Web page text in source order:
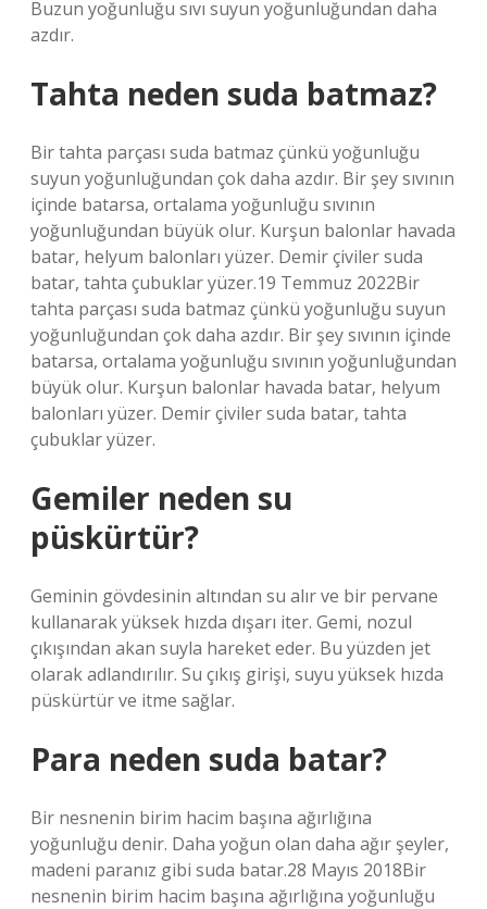
Buzun yoğunluğu sıvı suyun yoğunluğundan daha
azdır.
Tahta neden suda batmaz?
Bir tahta parçası suda batmaz çünkü yoğunluğu
suyun yoğunluğundan çok daha azdır. Bir şey sıvının
içinde batarsa, ortalama yoğunluğu sıvının
yoğunluğundan büyük olur. Kurşun balonlar havada
batar, helyum balonları yüzer. Demir çiviler suda
batar, tahta çubuklar yüzer.19 Temmuz 2022Bir
tahta parçası suda batmaz çünkü yoğunluğu suyun
yoğunluğundan çok daha azdır. Bir şey sıvının içinde
batarsa, ortalama yoğunluğu sıvının yoğunluğundan
büyük olur. Kurşun balonlar havada batar, helyum
balonları yüzer. Demir çiviler suda batar, tahta
çubuklar yüzer.
Gemiler neden su
püskürtür?
Geminin gövdesinin altından su alır ve bir pervane
kullanarak yüksek hızda dışarı iter. Gemi, nozul
çıkışından akan suyla hareket eder. Bu yüzden jet
olarak adlandırılır. Su çıkış girişi, suyu yüksek hızda
püskürtür ve itme sağlar.
Para neden suda batar?
Bir nesnenin birim hacim başına ağırlığına
yoğunluğu denir. Daha yoğun olan daha ağır şeyler,
madeni paranız gibi suda batar.28 Mayıs 2018Bir
nesnenin birim hacim başına ağırlığına yoğunluğu